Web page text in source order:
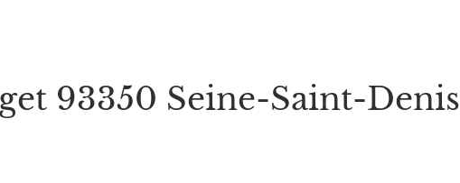
93350 Seine-Saint-Denis